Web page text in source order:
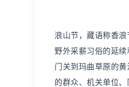
浪山节，藏语称香
野外采薪习俗的延
门关到玛曲草原的
的群众、机关单位